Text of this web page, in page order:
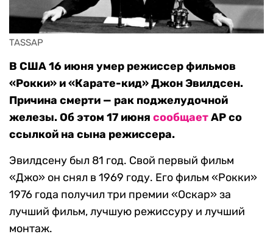
TASSAP
В США 16 июня умер режиссер фильмов
«Рокки» и «Карате-кид» Джон Эвилдсен.
Причина смерти — рак поджелудочной
железы. Об этом 17 июня сообщаетAP со
ссылкой на сына режиссера.
Эвилдсену был 81 год. Свой первый фильм
«Джо» он снял в 1969 году. Его фильм «Рокки»
1976 года получил три премии «Оскар» за
лучший фильм, лучшую режиссуру и лучший
монтаж.